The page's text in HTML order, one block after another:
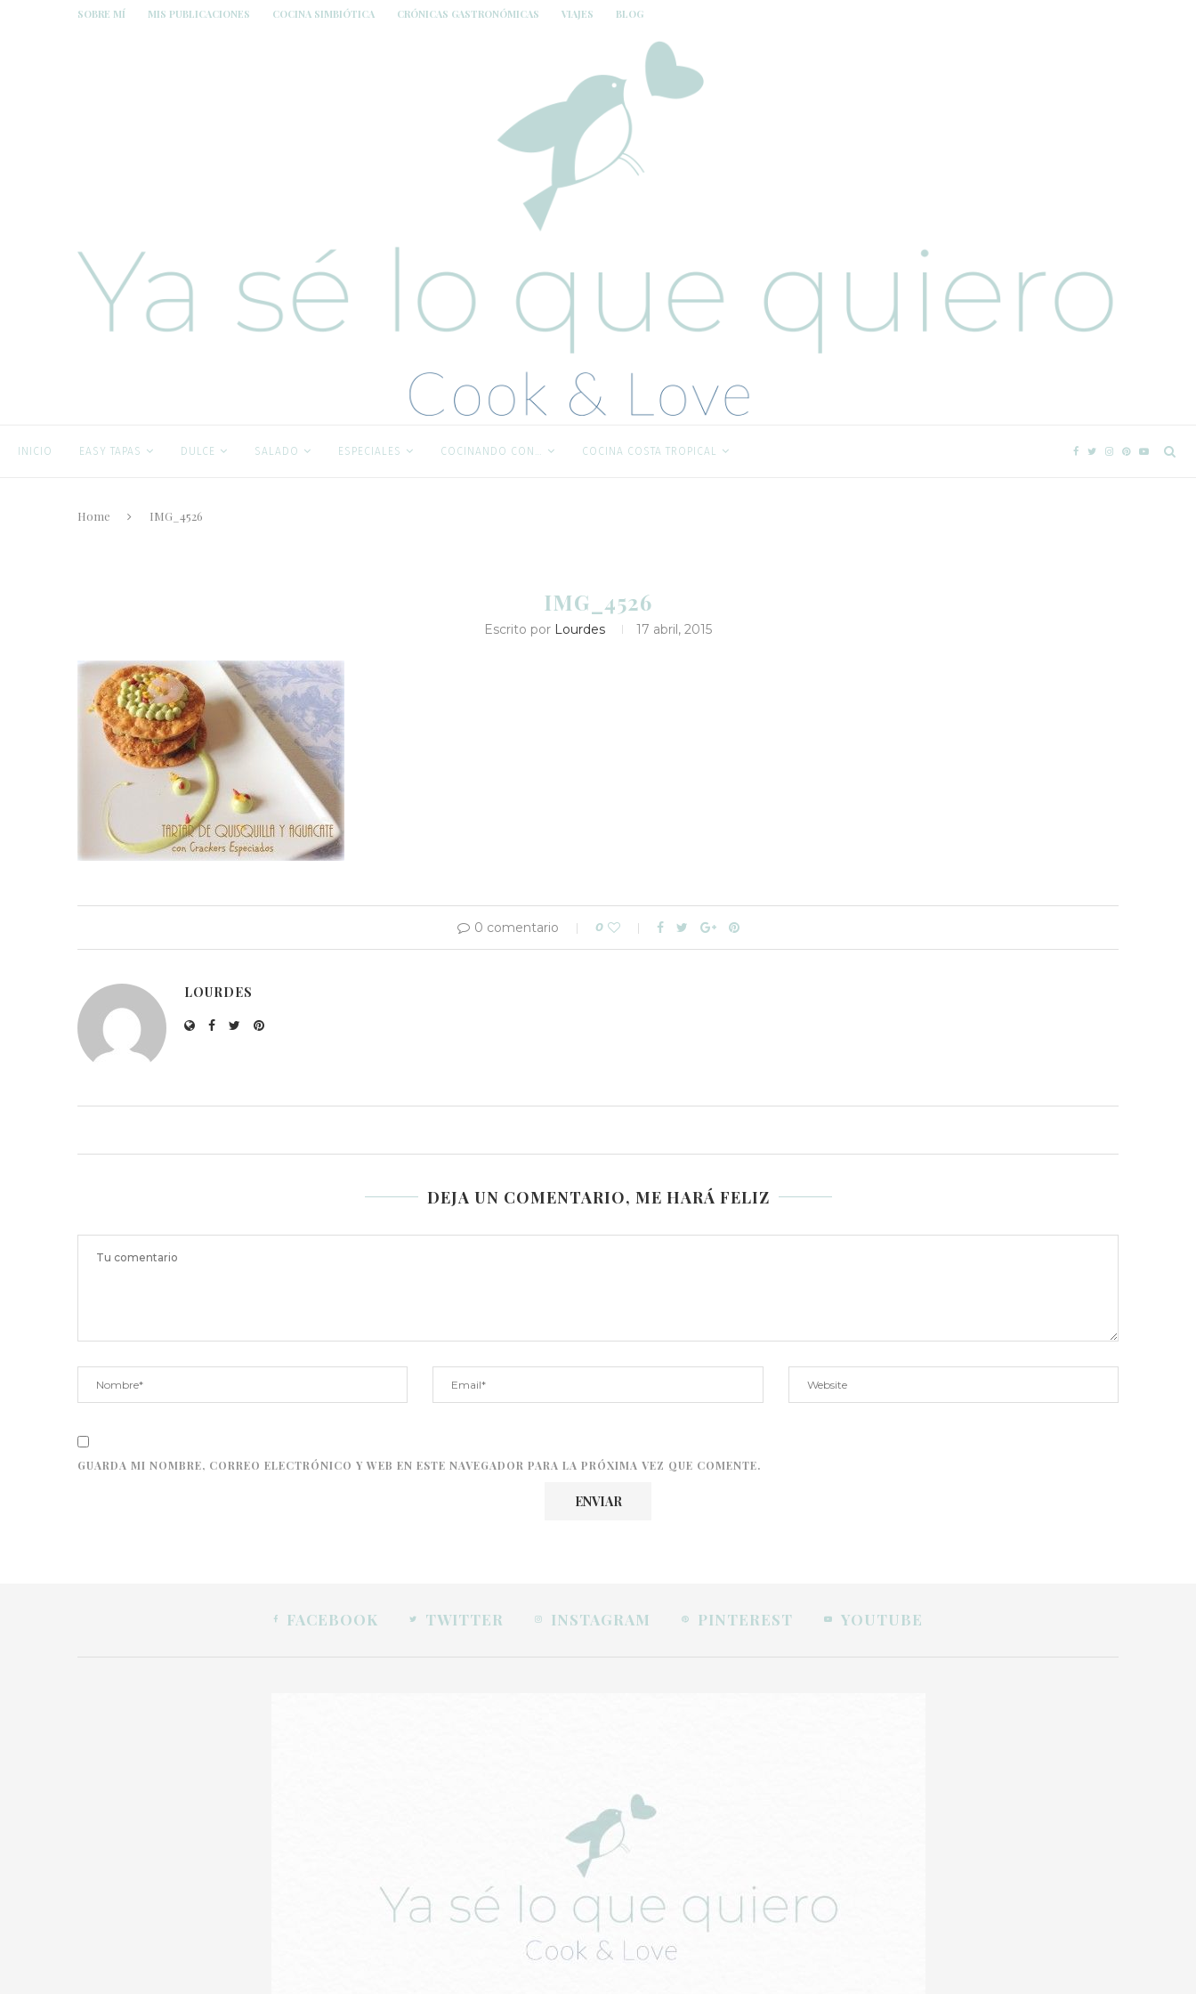
SOBRE MÍ MIS PUBLICACIONES COCINA SIMBIÓTICA CRÓNICAS GASTRONÓMICAS VIAJES BLOG
INICIO EASY TAPAS DULCE SALADO ESPECIALES COCINANDO CON… COCINA COSTA TROPICAL
Home IMG_4526
IMG_4526
Escrito por Lourdes 17 abril, 2015
0 comentario 0
LOURDES
DEJA UN COMENTARIO, ME HARÁ FELIZ
GUARDA MI NOMBRE, CORREO ELECTRÓNICO Y WEB EN ESTE NAVEGADOR PARA LA PRÓXIMA VEZ QUE COMENTE.
FACEBOOK TWITTER INSTAGRAM PINTEREST YOUTUBE